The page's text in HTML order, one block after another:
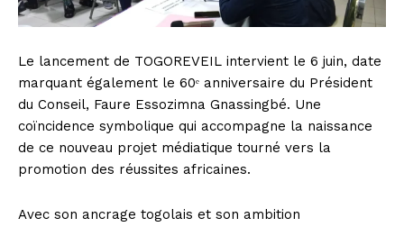
Le lancement de TOGOREVEIL intervient le 6 juin, date
marquant également le 60ᵉ anniversaire du Président
du Conseil, Faure Essozimna Gnassingbé. Une
coïncidence symbolique qui accompagne la naissance
de ce nouveau projet médiatique tourné vers la
promotion des réussites africaines.
Avec son ancrage togolais et son ambition